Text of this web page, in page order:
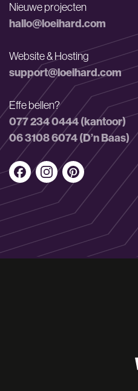
Nieuwe projecten
hallo@loeihard.com
Website & Hosting
support@loeihard.com
Effe bellen?
077 234 0444 (kantoor)
06 3108 6074 (D’n Baas)